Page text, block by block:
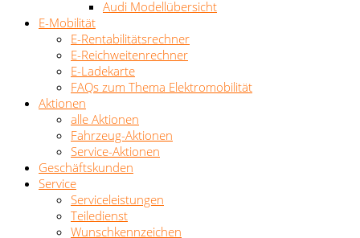
Audi Modellübersicht
E-Mobilität
E-Rentabilitätsrechner
E-Reichweitenrechner
E-Ladekarte
FAQs zum Thema Elektromobilität
Aktionen
alle Aktionen
Fahrzeug-Aktionen
Service-Aktionen
Geschäftskunden
Service
Serviceleistungen
Teiledienst
Wunschkennzeichen